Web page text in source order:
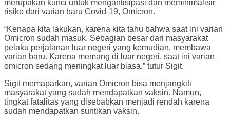
merupakan kunci untuk mengantisipasi dan meminimalisir
risiko dari varian baru Covid-19, Omicron.
“Kenapa kita lakukan, karena kita tahu bahwa saat ini varian
Omicron sudah masuk. Sebagian besar dari masyarakat
pelaku perjalanan luar negeri yang kemudian, membawa
varian baru. Karena memang di luar negeri, saat ini varian
omicron sedang meningkat luar biasa,” tutur Sigit.
Sigit memaparkan, varian Omicron bisa menjangkiti
masyarakat yang sudah mendapatkan vaksin. Namun,
tingkat fatalitas yang disebabkan menjadi rendah karena
sudah mendapatkan suntikan vaksin.